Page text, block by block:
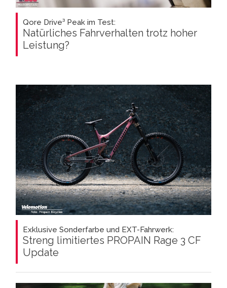
Qore Drive³ Peak im Test:
Natürliches Fahrverhalten trotz hoher
Leistung?
Exklusive Sonderfarbe und EXT-Fahrwerk:
Streng limitiertes PROPAIN Rage 3 CF
Update